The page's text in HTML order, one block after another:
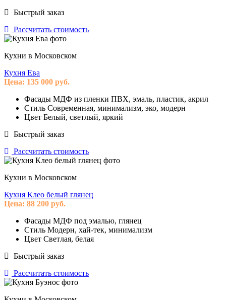
Быстрый заказ
Рассчитать стоимость
Кухни в Московском
Кухня Ева
Цена: 135 000 руб.
Фасады МДФ из пленки ПВХ, эмаль, пластик, акрил
Стиль Современная, минимализм, эко, модерн
Цвет Белый, светлый, яркий
Быстрый заказ
Рассчитать стоимость
Кухни в Московском
Кухня Клео белый глянец
Цена: 88 200 руб.
Фасады МДФ под эмалью, глянец
Стиль Модерн, хай-тек, минимализм
Цвет Светлая, белая
Быстрый заказ
Рассчитать стоимость